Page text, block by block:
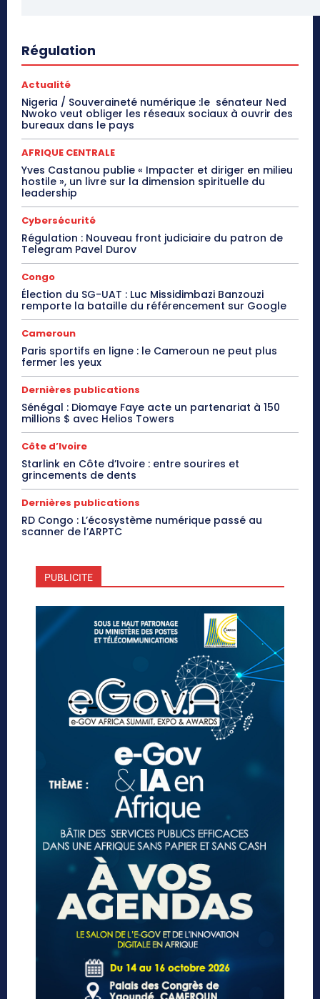
Régulation
Actualité
Nigeria / Souveraineté numérique :le sénateur Ned
Nwoko veut obliger les réseaux sociaux à ouvrir des
bureaux dans le pays
AFRIQUE CENTRALE
Yves Castanou publie « Impacter et diriger en milieu
hostile », un livre sur la dimension spirituelle du
leadership
Cybersécurité
Régulation : Nouveau front judiciaire du patron de
Telegram Pavel Durov
Congo
Élection du SG-UAT : Luc Missidimbazi Banzouzi
remporte la bataille du référencement sur Google
Cameroun
Paris sportifs en ligne : le Cameroun ne peut plus
fermer les yeux
Dernières publications
Sénégal : Diomaye Faye acte un partenariat à 150
millions $ avec Helios Towers
Côte d’Ivoire
Starlink en Côte d’Ivoire : entre sourires et
grincements de dents
Dernières publications
RD Congo : L’écosystème numérique passé au
scanner de l’ARPTC
PUBLICITE